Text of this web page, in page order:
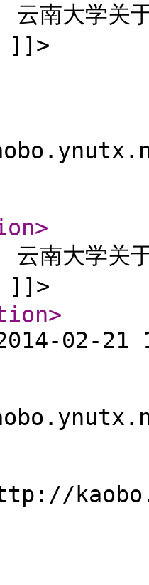
南大学关
]]>
>
南大学关
]]>
>
02-21